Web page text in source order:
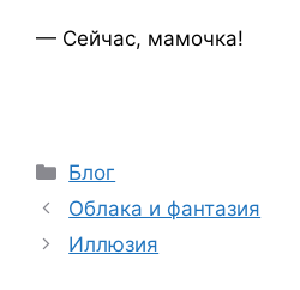
— Сейчас, мамочка!
Рубрики
Блог
Облака и фантазия
Иллюзия